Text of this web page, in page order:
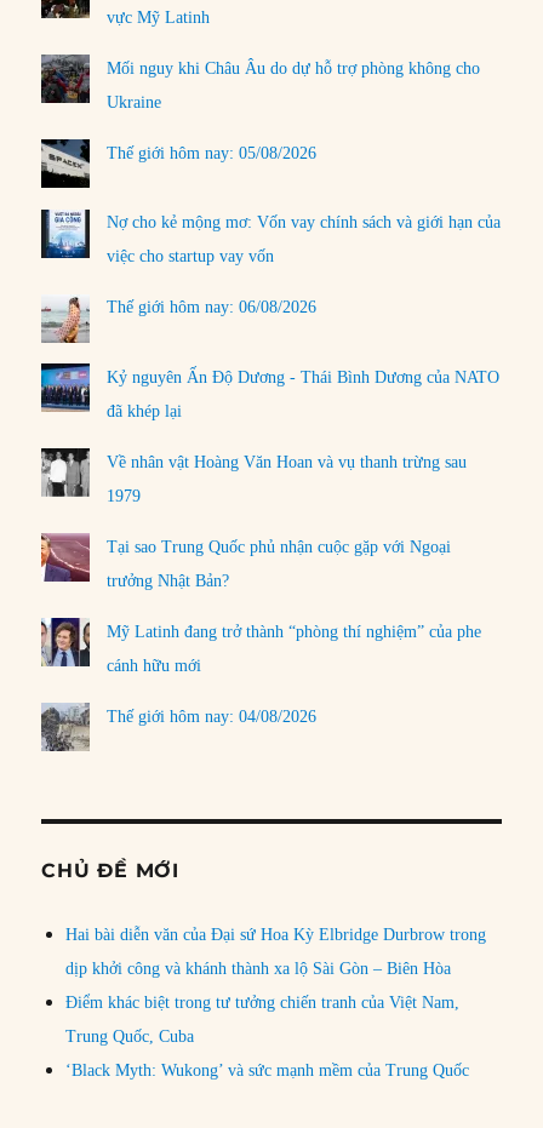
vực Mỹ Latinh
Mối nguy khi Châu Âu do dự hỗ trợ phòng không cho
Ukraine
Thế giới hôm nay: 05/08/2026
Nợ cho kẻ mộng mơ: Vốn vay chính sách và giới hạn của
việc cho startup vay vốn
Thế giới hôm nay: 06/08/2026
Kỷ nguyên Ấn Độ Dương - Thái Bình Dương của NATO
đã khép lại
Về nhân vật Hoàng Văn Hoan và vụ thanh trừng sau
1979
Tại sao Trung Quốc phủ nhận cuộc gặp với Ngoại
trưởng Nhật Bản?
Mỹ Latinh đang trở thành “phòng thí nghiệm” của phe
cánh hữu mới
Thế giới hôm nay: 04/08/2026
CHỦ ĐỀ MỚI
Hai bài diễn văn của Đại sứ Hoa Kỳ Elbridge Durbrow trong
dịp khởi công và khánh thành xa lộ Sài Gòn – Biên Hòa
Điểm khác biệt trong tư tưởng chiến tranh của Việt Nam,
Trung Quốc, Cuba
‘Black Myth: Wukong’ và sức mạnh mềm của Trung Quốc